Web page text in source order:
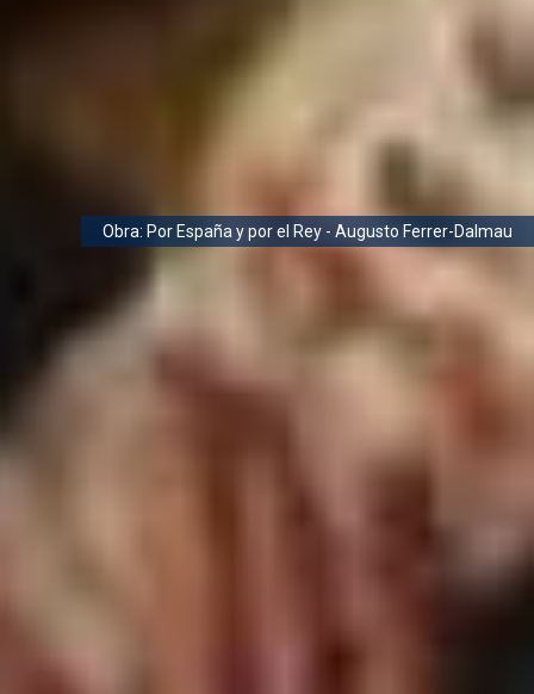
Obra: Por España y por el Rey - Augusto Ferrer-Dalmau